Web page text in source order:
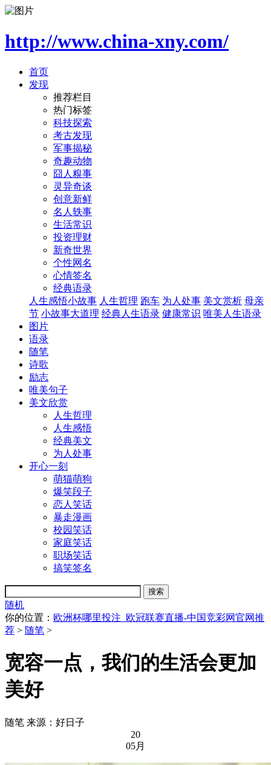
http://www.china-xny.com/
首页
发现
推荐栏目
热门标签
科技探索
考古发现
军事揭秘
奇趣动物
囧人糗事
灵异奇谈
创意新鲜
名人轶事
生活常识
投资理财
新奇世界
个性网名
心情签名
经典语录
人生感悟小故事 人生哲理 跑车 为人处事 美文赏析 母亲
节 小故事大道理 经典人生语录 健康常识 唯美人生语录
图片
语录
随笔
诗歌
励志
唯美句子
美文欣赏
人生哲理
人生感悟
经典美文
为人处事
开心一刻
萌猫萌狗
爆笑段子
恋人笑话
暴走漫画
校园笑话
家庭笑话
职场笑话
搞笑签名
随机
你的位置： 欧洲杯哪里投注_欧冠联赛直播-中国竞彩网官网推
荐 > 随笔 >
宽容一点，我们的生活会更加
美好
随笔 来源：好日子
20
05月